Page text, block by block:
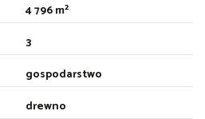
4 796 m²
3
gospodarstwo
drewno